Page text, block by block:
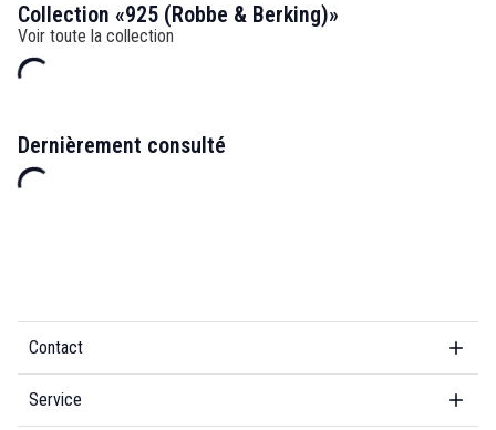
Collection «925 (Robbe & Berking)»
Voir toute la collection
Dernièrement consulté
Contact
Service